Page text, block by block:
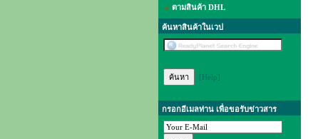
ตามสินค้า DHL
ค้นหาสินค้าในเวป
[Help]
กรอกอีเมลท่าน เพื่อขอรับข่าวสาร